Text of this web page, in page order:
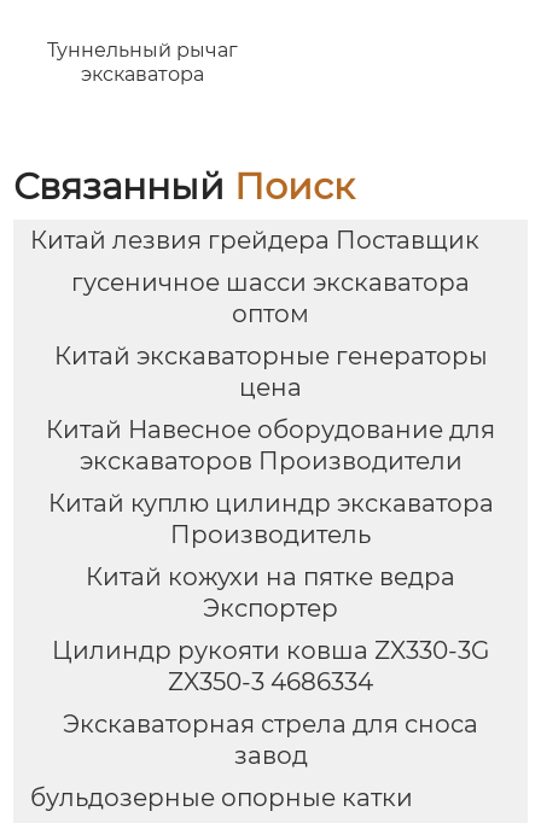
Туннельный рычаг
экскаватора
Связанный Поиск
Китай лезвия грейдера Поставщик
гусеничное шасси экскаватора
оптом
Китай экскаваторные генераторы
цена
Китай Навесное оборудование для
экскаваторов Производители
Китай куплю цилиндр экскаватора
Производитель
Китай кожухи на пятке ведра
Экспортер
Цилиндр рукояти ковша ZX330-3G
ZX350-3 4686334
Экскаваторная стрела для сноса
завод
бульдозерные опорные катки